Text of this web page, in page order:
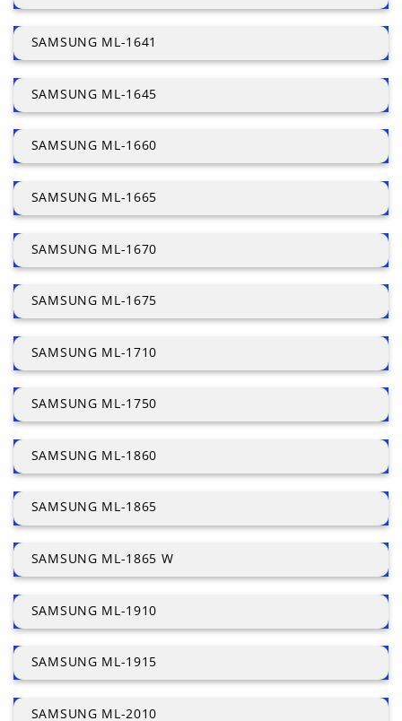
SAMSUNG ML-1641
SAMSUNG ML-1645
SAMSUNG ML-1660
SAMSUNG ML-1665
SAMSUNG ML-1670
SAMSUNG ML-1675
SAMSUNG ML-1710
SAMSUNG ML-1750
SAMSUNG ML-1860
SAMSUNG ML-1865
SAMSUNG ML-1865 W
SAMSUNG ML-1910
SAMSUNG ML-1915
SAMSUNG ML-2010